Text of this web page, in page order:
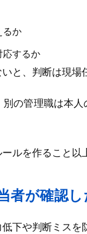
るか
応するか
と、判断は現場
の管理職は本
ルを作ること
者が確認
下や判断ミス